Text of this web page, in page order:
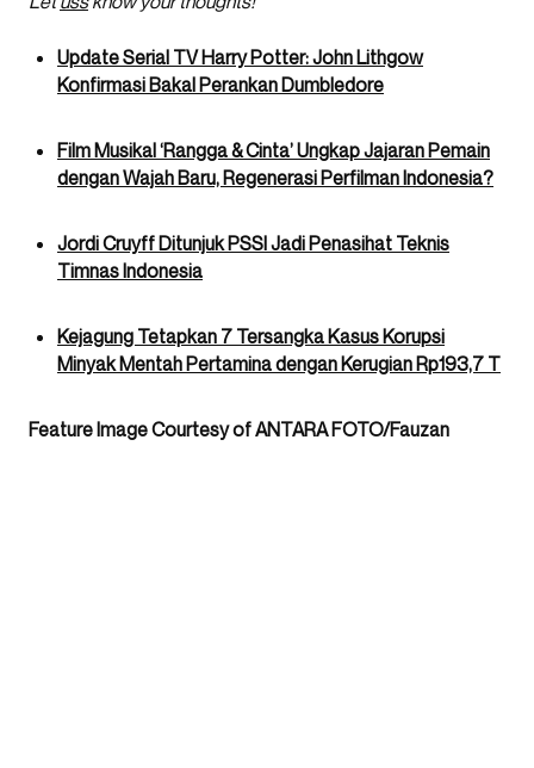
Update Serial TV Harry Potter: John Lithgow
Konfirmasi Bakal Perankan Dumbledore
Film Musikal ‘Rangga & Cinta’ Ungkap Jajaran Pemain
dengan Wajah Baru, Regenerasi Perfilman Indonesia?
Jordi Cruyff Ditunjuk PSSI Jadi Penasihat Teknis
Timnas Indonesia
Kejagung Tetapkan 7 Tersangka Kasus Korupsi
Minyak Mentah Pertamina dengan Kerugian Rp193,7 T
Feature Image Courtesy of ANTARA FOTO/Fauzan